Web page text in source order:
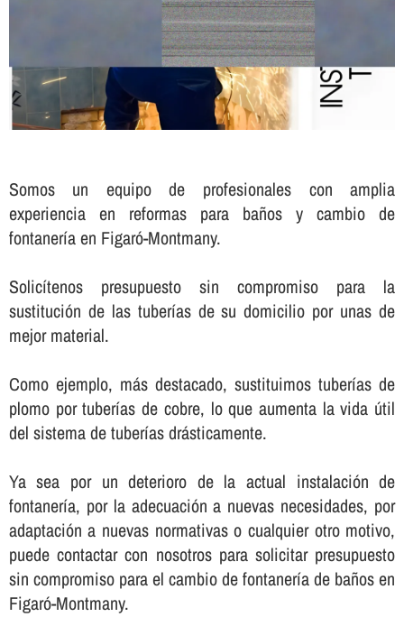
Somos un equipo de profesionales con amplia
experiencia en reformas para baños y cambio de
fontanerí­a en Figaró-Montmany.
Solicí­tenos presupuesto sin compromiso para la
sustitución de las tuberí­as de su domicilio por unas de
mejor material.
Como ejemplo, más destacado, sustituimos tuberí­as de
plomo por tuberí­as de cobre, lo que aumenta la vida útil
del sistema de tuberí­as drásticamente.
Ya sea por un deterioro de la actual instalación de
fontanerí­a, por la adecuación a nuevas necesidades, por
adaptación a nuevas normativas o cualquier otro motivo,
puede contactar con nosotros para solicitar presupuesto
sin compromiso para el cambio de fontanerí­a de baños en
Figaró-Montmany.